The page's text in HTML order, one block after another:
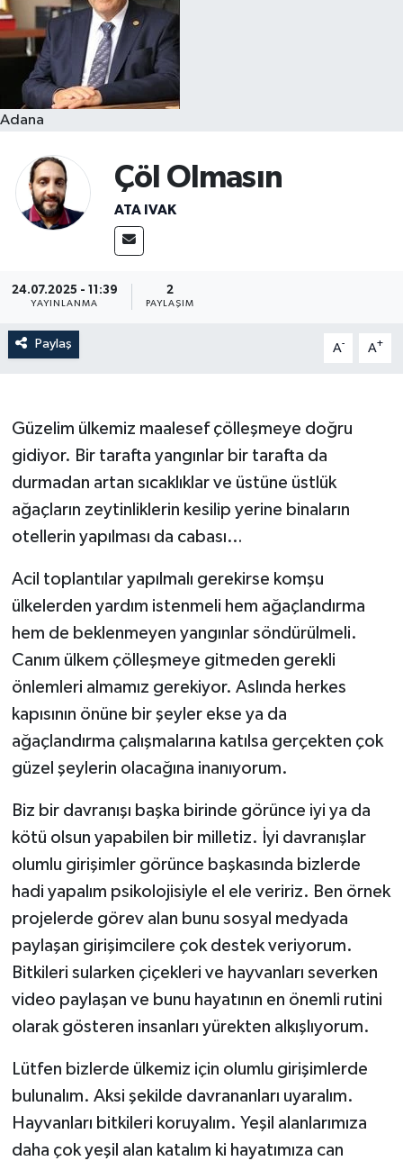
Adana
Çöl Olmasın
ATA IVAK
24.07.2025 - 11:39
YAYINLANMA
2
PAYLAŞIM
Paylaş A- A+
Güzelim ülkemiz maalesef çölleşmeye doğru
gidiyor. Bir tarafta yangınlar bir tarafta da
durmadan artan sıcaklıklar ve üstüne üstlük
ağaçların zeytinliklerin kesilip yerine binaların
otellerin yapılması da cabası…
Acil toplantılar yapılmalı gerekirse komşu
ülkelerden yardım istenmeli hem ağaçlandırma
hem de beklenmeyen yangınlar söndürülmeli.
Canım ülkem çölleşmeye gitmeden gerekli
önlemleri almamız gerekiyor. Aslında herkes
kapısının önüne bir şeyler ekse ya da
ağaçlandırma çalışmalarına katılsa gerçekten çok
güzel şeylerin olacağına inanıyorum.
Biz bir davranışı başka birinde görünce iyi ya da
kötü olsun yapabilen bir milletiz. İyi davranışlar
olumlu girişimler görünce başkasında bizlerde
hadi yapalım psikolojisiyle el ele veririz. Ben örnek
projelerde görev alan bunu sosyal medyada
paylaşan girişimcilere çok destek veriyorum.
Bitkileri sularken çiçekleri ve hayvanları severken
video paylaşan ve bunu hayatının en önemli rutini
olarak gösteren insanları yürekten alkışlıyorum.
Lütfen bizlerde ülkemiz için olumlu girişimlerde
bulunalım. Aksi şekilde davrananları uyaralım.
Hayvanları bitkileri koruyalım. Yeşil alanlarımıza
daha çok yeşil alan katalım ki hayatımıza can
Resmi İlanlar